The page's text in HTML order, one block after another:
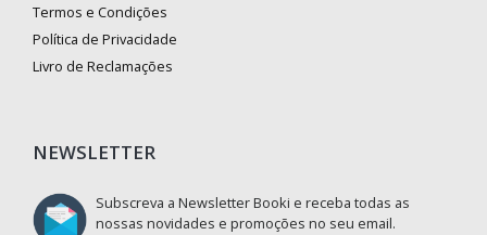
Termos e Condições
Política de Privacidade
Livro de Reclamações
NEWSLETTER
Subscreva a Newsletter Booki e receba todas as
nossas novidades e promoções no seu email.